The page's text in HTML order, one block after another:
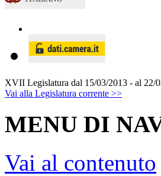
XVII Legislatura dal 15/03/2013 - al 22/
Vai alla Legislatura corrente >>
MENU DI
Vai al contenuto